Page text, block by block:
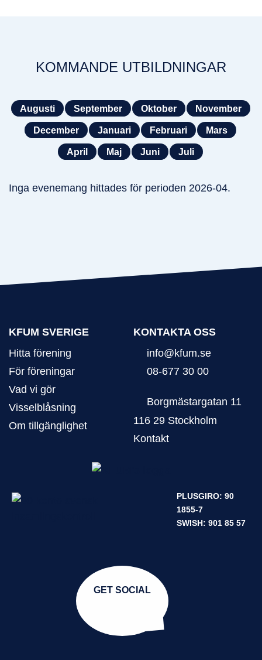
KOMMANDE UTBILDNINGAR
Augusti September Oktober November
December Januari Februari Mars
April Maj Juni Juli
Inga evenemang hittades för perioden 2026-04.
KFUM SVERIGE
Hitta förening
För föreningar
Vad vi gör
Visselblåsning
Om tillgänglighet
KONTAKTA OSS
info@kfum.se
08-677 30 00
Borgmästargatan 11
116 29 Stockholm
Kontakt
PLUSGIRO: 90
1855-7
SWISH: 901 85 57
GET SOCIAL